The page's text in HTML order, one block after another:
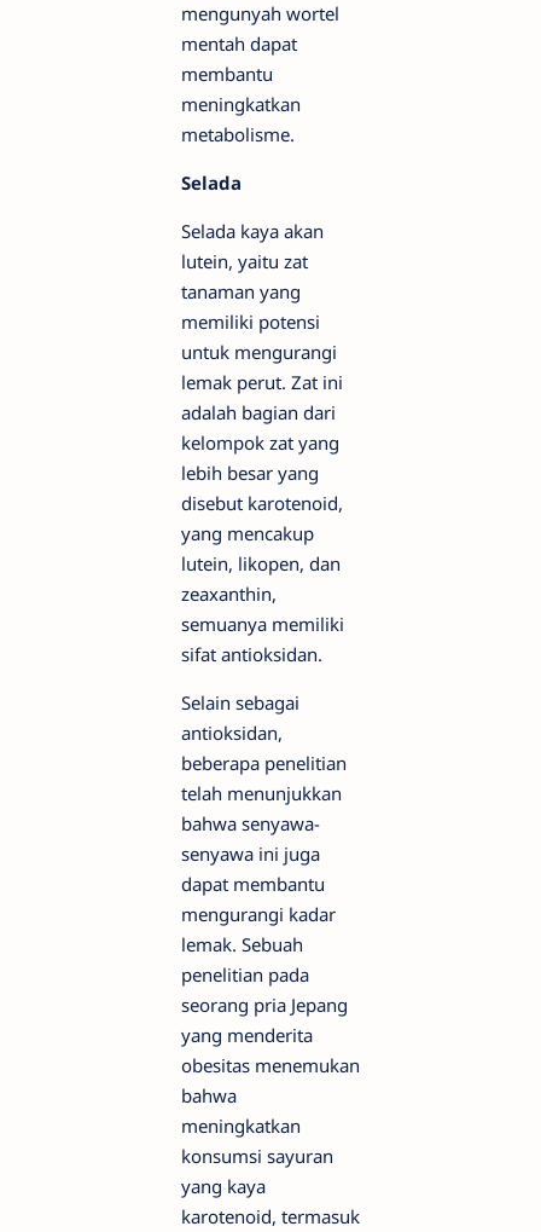
mengunyah wortel
mentah dapat
membantu
meningkatkan
metabolisme.
Selada
Selada kaya akan
lutein, yaitu zat
tanaman yang
memiliki potensi
untuk mengurangi
lemak perut. Zat ini
adalah bagian dari
kelompok zat yang
lebih besar yang
disebut karotenoid,
yang mencakup
lutein, likopen, dan
zeaxanthin,
semuanya memiliki
sifat antioksidan.
Selain sebagai
antioksidan,
beberapa penelitian
telah menunjukkan
bahwa senyawa-
senyawa ini juga
dapat membantu
mengurangi kadar
lemak. Sebuah
penelitian pada
seorang pria Jepang
yang menderita
obesitas menemukan
bahwa
meningkatkan
konsumsi sayuran
yang kaya
karotenoid, termasuk